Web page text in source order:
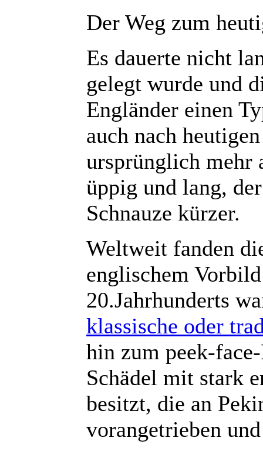
Der Weg zum
Es dauerte nicht
gelegt wurde und
Engländer einen
auch nach
ursprünglich mehr
üppig und lang,
Schnauze kürzer.
Weltweit fanden
englischem
20.Jahrhunderts
klassische oder
hin zum peek-
Schädel mit stark
besitzt, die an
vorangetrieben